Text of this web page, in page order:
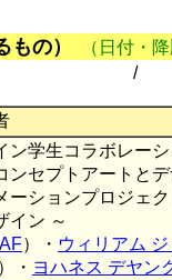
の）
（日付・降
/
ン学生コラボレー
ンセプトアートと
ーションプロジェ
イン ～
）・ ウィリアム
）・ ヨハネス デヤン